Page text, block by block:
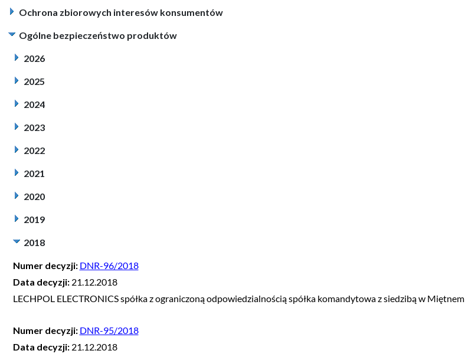
Ochrona zbiorowych interesów konsumentów
Ogólne bezpieczeństwo produktów
2026
2025
2024
2023
2022
2021
2020
2019
2018
Numer decyzji: DNR-96/2018
Data decyzji: 21.12.2018
LECHPOL ELECTRONICS spółka z ograniczoną odpowiedzialnością spółka komandytowa z siedzibą w Miętnem
Numer decyzji: DNR-95/2018
Data decyzji: 21.12.2018